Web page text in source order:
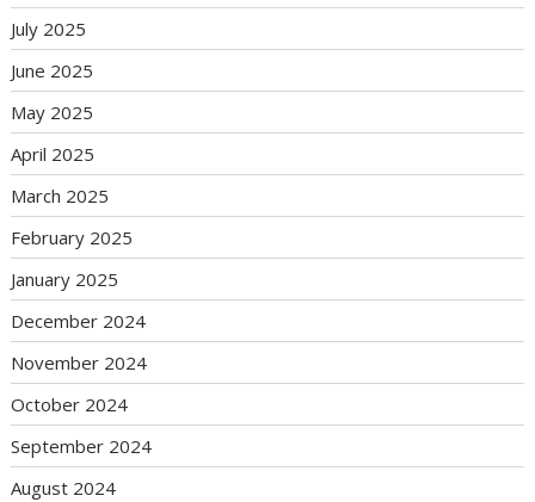
July 2025
June 2025
May 2025
April 2025
March 2025
February 2025
January 2025
December 2024
November 2024
October 2024
September 2024
August 2024